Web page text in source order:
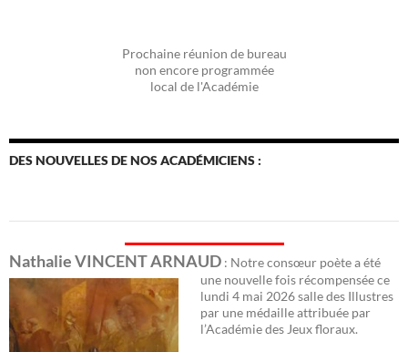
Prochaine réunion de bureau
non encore programmée
local de l'Académie
DES NOUVELLES DE NOS ACADÉMICIENS :
Nathalie VINCENT ARNAUD : Notre consœur poète a été
une nouvelle fois récompensée ce
lundi 4 mai 2026 salle des Illustres
par une médaille attribuée par
l’Académie des Jeux floraux.